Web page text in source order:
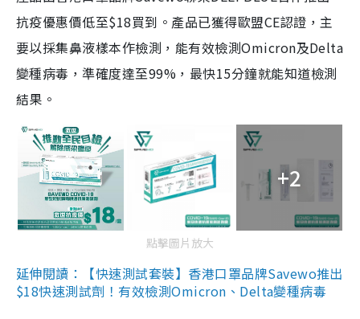
抗疫優惠價低至$18買到。產品已獲得歐盟CE認證，主
要以採集鼻液樣本作檢測，能有效檢測Omicron及Delta
變種病毒，準確度達至99%，最快15分鐘就能知道檢測
結果。
+2
點擊圖片放大
延伸閱讀：【快速測試套裝】香港口罩品牌Savewo推出
$18快速測試劑！有效檢測Omicron、Delta變種病毒